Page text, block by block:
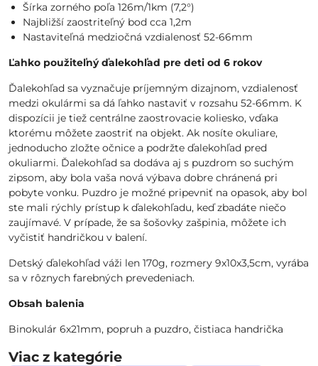
Šírka zorného poľa 126m/1km (7,2°)
Najbližší zaostriteľný bod cca 1,2m
Nastaviteľná medziočná vzdialenosť 52-66mm
Ľahko použiteľný ďalekohľad pre deti od 6 rokov
Ďalekohľad sa vyznačuje príjemným dizajnom, vzdialenosť
medzi okulármi sa dá ľahko nastaviť v rozsahu 52-66mm. K
dispozícii je tiež centrálne zaostrovacie koliesko, vďaka
ktorému môžete zaostriť na objekt. Ak nosíte okuliare,
jednoducho zložte očnice a podržte ďalekohľad pred
okuliarmi. Ďalekohľad sa dodáva aj s puzdrom so suchým
zipsom, aby bola vaša nová výbava dobre chránená pri
pobyte vonku. Puzdro je možné pripevniť na opasok, aby bol
ste mali rýchly prístup k ďalekohľadu, keď zbadáte niečo
zaujímavé. V prípade, že sa šošovky zašpinia, môžete ich
vyčistiť handričkou v balení.
Detský ďalekohľad váži len 170g, rozmery 9x10x3,5cm, vyrába
sa v rôznych farebných prevedeniach.
Obsah balenia
Binokulár 6x21mm, popruh a puzdro, čistiaca handrička
Viac z kategórie